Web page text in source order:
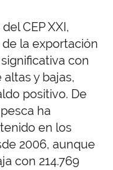
CEP XXI,
la exportación
con
y bajas,
positivo. De
ha
en los
2006, aunque
con 214.769